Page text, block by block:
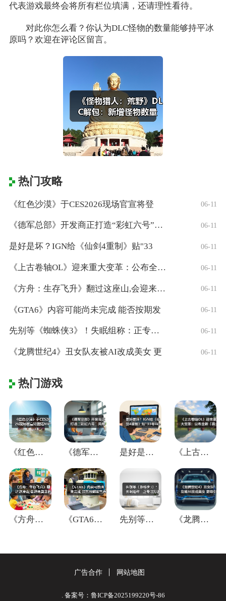
代表游戏最终会将所有栏位填满，还请理性看待。
对此你怎么看？你认为DLC怪物的数量能够持平冰
原吗？欢迎在评论区留言。
热门攻略
《红色沙漠》于CES2026现场官宣将登 06-11
《德军总部》开发商正打造“彩虹六号”风格 06-11
是好是坏？IGN给《仙剑4重制》贴"33 06-11
《上古卷轴OL》迎来重大变革：公布全新「 06-11
《方舟：生存飞升》翻过这座山,会迎来真正 06-11
《GTA6》内容可能尚未完成 能否按期发 06-11
先别等《蜘蛛侠3》！失眠组称：正专注打造 06-11
《龙腾世纪4》丑女队友被AI改成美女 更 06-11
热门游戏
《红色沙漠》于CES2026现场官宣将登 《德军总部》开发商正打造“彩虹六号”风格 是好是坏？IGN给《仙剑4重制》贴"33 《上古卷轴OL》迎来重大变革：公布全新「
《方舟：生存飞升》翻过这座山,会迎来真正 《GTA6》内容可能尚未完成 能否按期发 先别等《蜘蛛侠3》！失眠组称：正专注打造 《龙腾世纪4》丑女队友被AI改成美女 更
广告合作 网站地图
. 备案号：鲁ICP备2025199220号-86